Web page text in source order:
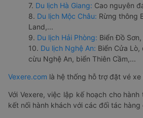
7. Du lịch Hà Giang: Cao nguyên
8. Du lịch Mộc Châu: Rừng thông
Land,...
9. Du lịch Hải Phòng: Biển Đồ
10. Du lịch Nghệ An: Biển Cửa
cừu Nghệ An, biển Thiên Cầm,...
Vexere.com là hệ thống hỗ trợ đặt vé
Với Vexere, việc lập kế hoạch cho
kết nối hành khách với các đối tác